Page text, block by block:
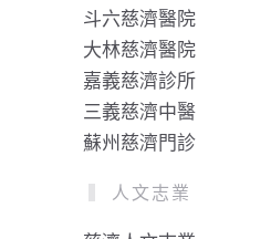
斗六慈濟醫院
大林慈濟醫院
嘉義慈濟診所
三義慈濟中醫
蘇州慈濟門診
人文志業